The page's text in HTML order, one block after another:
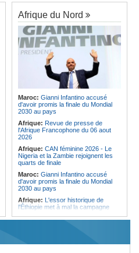
Ethiopie:Addis-Abeba - L'église
d'Afrique lance officiellement son
'cheminement' vers la grande
Assemblée de 2028
Afrique de l'Est: Le pari du régime
érythréen - Pousser le Tigray vers
une zone tampon dans le cadre
d'une nouvelle guerre par
procuration
Ethiopie:Le Premier ministre Abiy
inaugure le nouveau terminal de
l'aéroport international de Bahir Dar
Afrique:La Croix-Rouge
éthiopienne appelle à une
mobilisation accrue des ressources
locales en Afrique
Afrique de l'Est:
les moyens, entraver la coopération
équitable par tous les moyens
Afrique du Nord
Maroc: Gianni Infantino accusé
d'avoir promis la finale du Mondial
2030 au pays
Afrique: Revue de presse de
l'Afrique Francophone du 06 aout
2026
Afrique: CAN féminine 2026 - Le
Nigeria et la Zambie rejoignent les
quarts de finale
Maroc: Gianni Infantino accusé
d'avoir promis la finale du Mondial
2030 au pays
Afrique: L'essor historique de
l'Éthiopie met à mal la campagne